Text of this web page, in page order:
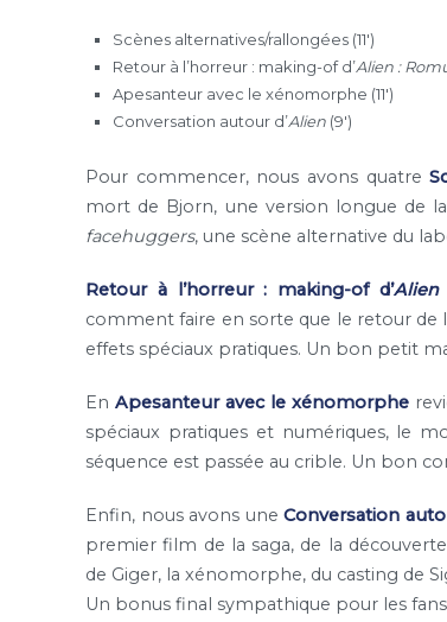
Scènes alternatives/rallongées (11′)
Retour à l’horreur : making-of d’Alien :
Apesanteur avec le xénomorphe (11′)
Conversation autour d’Alien (9′)
Pour commencer, nous avons quatre
mort de Bjorn, une version longue de
facehuggers, une scène alternative du
Retour à l’horreur : making-of d’Alien
comment faire en sorte que le retour de
effets spéciaux pratiques. Un bon petit
EnApesanteur avec le xénomorphe
spéciaux pratiques et numériques, le
séquence est passée au crible. Un bon
Enfin, nous avons uneConversation
premier film de la saga, de la
de Giger, la xénomorphe, du casting de
Un bonus final sympathique pour les fans